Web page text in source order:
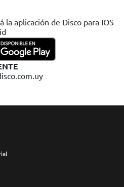
la aplicación de Disco para IOS